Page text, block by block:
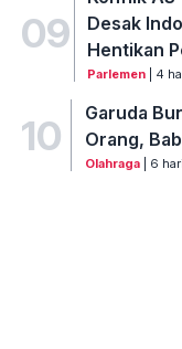
09
Desak
Hentikan
Parlemen | 4
10
Garuda
Orang,
Olahraga| 6